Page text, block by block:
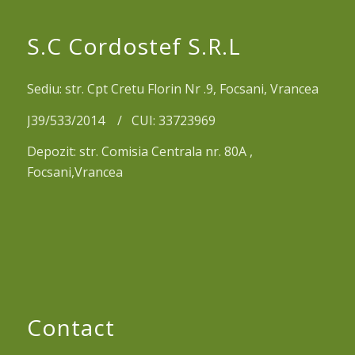
S.C Cordostef S.R.L
Sediu: str. Cpt Cretu Florin Nr .9, Focsani, Vrancea
J39/533/2014 / CUI: 33723969
Depozit: str. Comisia Centrala nr. 80A ,
Focsani,Vrancea
Contact